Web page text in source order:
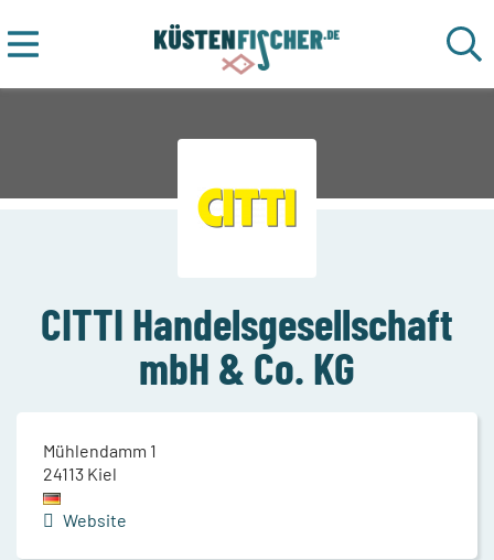
CITTI Handelsgesellschaft
mbH & Co. KG
Mühlendamm 1
24113 Kiel
Website